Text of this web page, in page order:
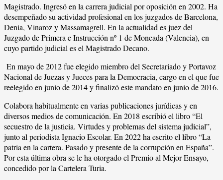
Magistrado. Ingresó en la carrera judicial por oposición en 2002. Ha
desempeñado su actividad profesional en los juzgados de Barcelona,
Denia, Vinaroz y Massamagrell. En la actualidad es juez del
Juzgado de Primera e Instrucción nº 1 de Moncada (Valencia), en
cuyo partido judicial es el Magistrado Decano.
En mayo de 2012 fue elegido miembro del Secretariado y Portavoz
Nacional de Juezas y Jueces para la Democracia, cargo en el que fue
reelegido en junio de 2014 y finalizó este mandato en junio de 2016.
Colabora habitualmente en varias publicaciones jurídicas y en
diversos medios de comunicación. En 2018 escribió el libro “El
secuestro de la justicia. Virtudes y problemas del sistema judicial”,
junto al periodista Ignacio Escolar. En 2022 ha escrito el libro “La
patria en la cartera. Pasado y presente de la corrupción en España”.
Por esta última obra se le ha otorgado el Premio al Mejor Ensayo,
concedido por la Cartelera Turia.